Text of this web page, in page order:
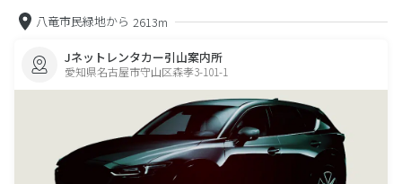
八竜市民緑地から 2613m
Jネットレンタカー引山案内所
愛知県名古屋市守山区森孝3-101-1